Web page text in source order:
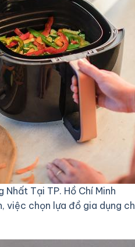
Tại TP. Hồ Chí Minh
việc chọn lựa đồ gia dụng